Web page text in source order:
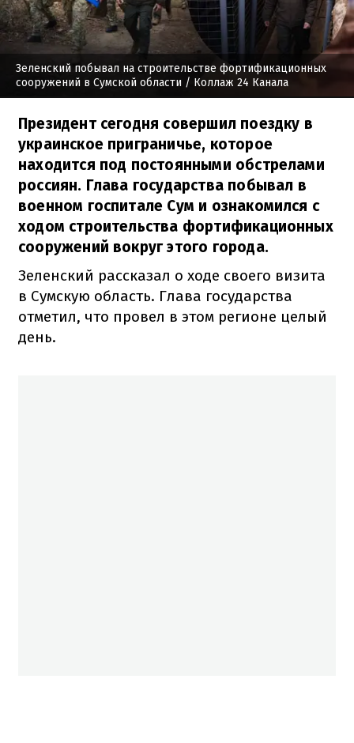
Зеленский побывал на строительстве фортификационных
сооружений в Сумской области / Коллаж 24 Канала
Президент сегодня совершил поездку в
украинское приграничье, которое
находится под постоянными обстрелами
россиян. Глава государства побывал в
военном госпитале Сум и ознакомился с
ходом строительства фортификационных
сооружений вокруг этого города.
Зеленский рассказал о ходе своего визита
в Сумскую область. Глава государства
отметил, что провел в этом регионе целый
день.